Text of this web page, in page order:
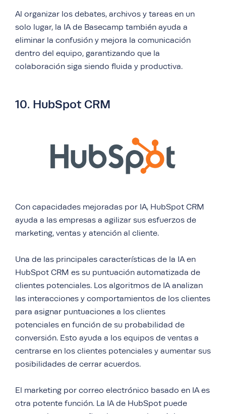
Al organizar los debates, archivos y tareas en un
solo lugar, la IA de Basecamp también ayuda a
eliminar la confusión y mejora la comunicación
dentro del equipo, garantizando que la
colaboración siga siendo fluida y productiva.
10. HubSpot CRM
Con capacidades mejoradas por IA, HubSpot CRM
ayuda a las empresas a agilizar sus esfuerzos de
marketing, ventas y atención al cliente.
Una de las principales características de la IA en
HubSpot CRM es su puntuación automatizada de
clientes potenciales. Los algoritmos de IA analizan
las interacciones y comportamientos de los clientes
para asignar puntuaciones a los clientes
potenciales en función de su probabilidad de
conversión. Esto ayuda a los equipos de ventas a
centrarse en los clientes potenciales y aumentar sus
posibilidades de cerrar acuerdos.
El marketing por correo electrónico basado en IA es
otra potente función. La IA de HubSpot puede